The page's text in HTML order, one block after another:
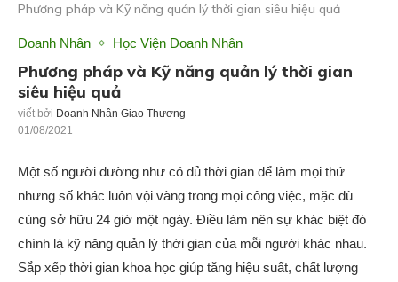
Phương pháp và Kỹ năng quản lý thời gian siêu hiệu quả
Doanh Nhân Học Viện Doanh Nhân
Phương pháp và Kỹ năng quản lý thời gian
siêu hiệu quả
viết bởi Doanh Nhân Giao Thương
01/08/2021
Một số người dường như có đủ thời gian để làm mọi thứ
nhưng số khác luôn vội vàng trong mọi công việc, mặc dù
cùng sở hữu 24 giờ một ngày. Điều làm nên sự khác biệt đó
chính là kỹ năng quản lý thời gian của mỗi người khác nhau.
Sắp xếp thời gian khoa học giúp tăng hiệu suất, chất lượng